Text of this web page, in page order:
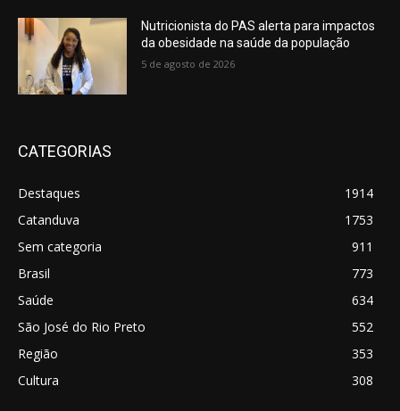
Nutricionista do PAS alerta para impactos
da obesidade na saúde da população
5 de agosto de 2026
CATEGORIAS
Destaques
1914
Catanduva
1753
Sem categoria
911
Brasil
773
Saúde
634
São José do Rio Preto
552
Região
353
Cultura
308